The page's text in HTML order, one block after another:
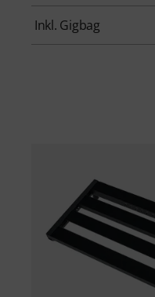
Inkl. Gigbag